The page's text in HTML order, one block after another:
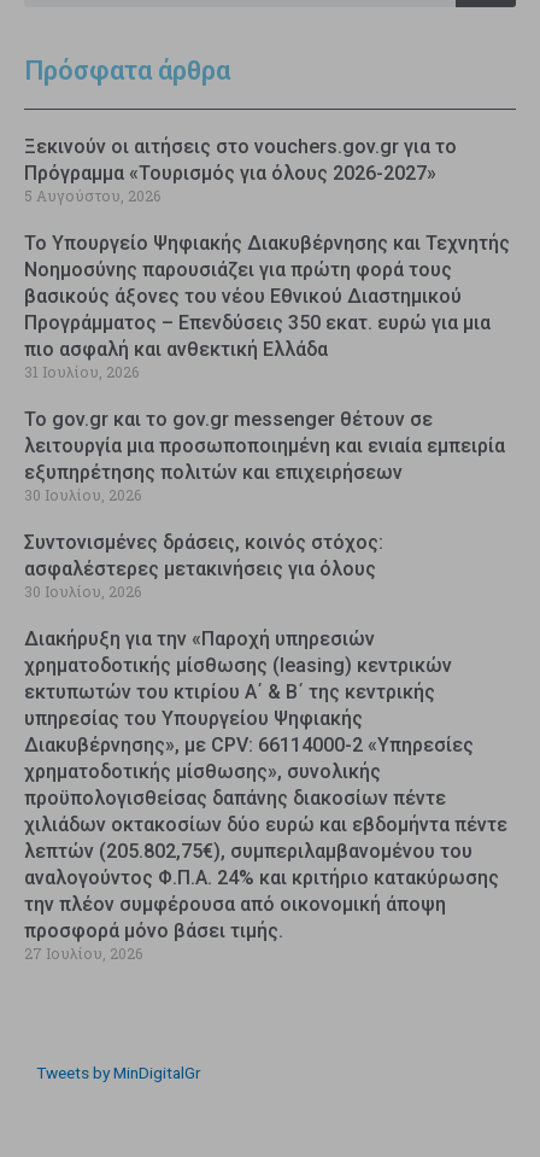
Πρόσφατα άρθρα
Ξεκινούν οι αιτήσεις στο vouchers.gov.gr για το
Πρόγραμμα «Τουρισμός για όλους 2026-2027»
5 Αυγούστου, 2026
Το Υπουργείο Ψηφιακής Διακυβέρνησης και Τεχνητής
Νοημοσύνης παρουσιάζει για πρώτη φορά τους
βασικούς άξονες του νέου Εθνικού Διαστημικού
Προγράμματος – Επενδύσεις 350 εκατ. ευρώ για μια
πιο ασφαλή και ανθεκτική Ελλάδα
31 Ιουλίου, 2026
Το gov.gr και το gov.gr messenger θέτουν σε
λειτουργία μια προσωποποιημένη και ενιαία εμπειρία
εξυπηρέτησης πολιτών και επιχειρήσεων
30 Ιουλίου, 2026
Συντονισμένες δράσεις, κοινός στόχος:
ασφαλέστερες μετακινήσεις για όλους
30 Ιουλίου, 2026
Διακήρυξη για την «Παροχή υπηρεσιών
χρηματοδοτικής μίσθωσης (leasing) κεντρικών
εκτυπωτών του κτιρίου Α΄ & Β΄ της κεντρικής
υπηρεσίας του Υπουργείου Ψηφιακής
Διακυβέρνησης», με CPV: 66114000-2 «Υπηρεσίες
χρηματοδοτικής μίσθωσης», συνολικής
προϋπολογισθείσας δαπάνης διακοσίων πέντε
χιλιάδων οκτακοσίων δύο ευρώ και εβδομήντα πέντε
λεπτών (205.802,75€), συμπεριλαμβανομένου του
αναλογούντος Φ.Π.Α. 24% και κριτήριο κατακύρωσης
την πλέον συμφέρουσα από οικονομική άποψη
προσφορά μόνο βάσει τιμής.
27 Ιουλίου, 2026
Tweets by MinDigitalGr